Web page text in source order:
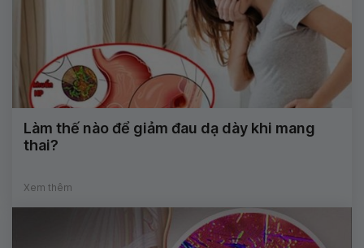
Làm thế nào để giảm đau dạ dày khi mang
thai?
Xem thêm